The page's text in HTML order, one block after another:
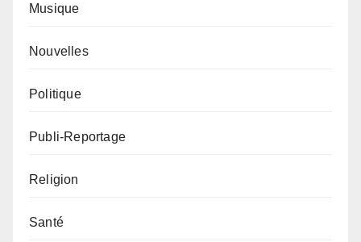
Musique
Nouvelles
Politique
Publi-Reportage
Religion
Santé